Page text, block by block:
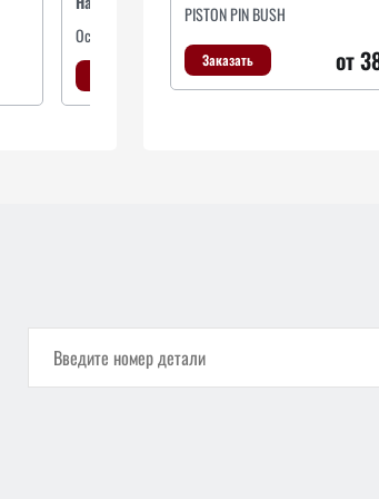
Основная фара
PISTON PIN BUSH
Заказать от